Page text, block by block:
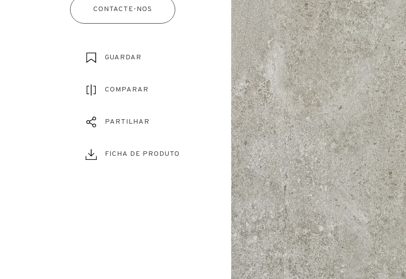
CONTACTE-NOS
GUARDAR
COMPARAR
PARTILHAR
FICHA DE PRODUTO